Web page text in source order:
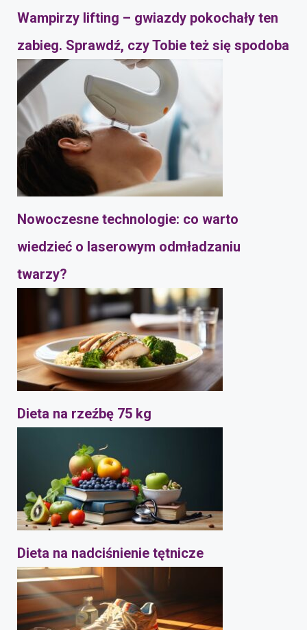
Wampirzy lifting – gwiazdy pokochały ten
zabieg. Sprawdź, czy Tobie też się spodoba
Nowoczesne technologie: co warto
wiedzieć o laserowym odmładzaniu
twarzy?
Dieta na rzeźbę 75 kg
Dieta na nadciśnienie tętnicze